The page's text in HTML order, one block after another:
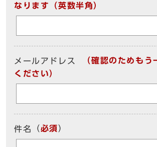
なります（英数半角）
メールアドレス
（確認のためもう
ください）
件名 （必須）